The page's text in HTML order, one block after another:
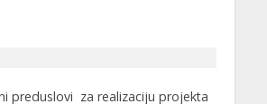
preduslovi za realizaciju projekta